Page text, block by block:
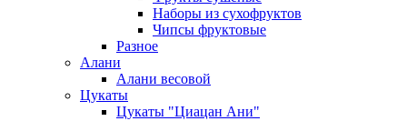
Наборы из сухофруктов
Чипсы фруктовые
Разное
Алани
Алани весовой
Цукаты
Цукаты "Циацан Ани"